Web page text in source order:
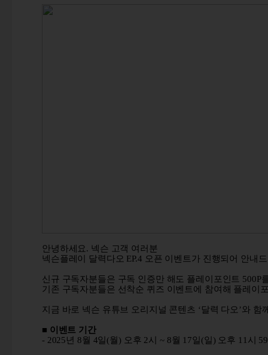
안녕하세요. 넥슨 고객 여러분
넥슨플레이 달력다오 EP.4 오픈 이벤트가 진행되어 안내
신규 구독자분들은 구독 인증만 해도 플레이포인트 500P
기존 구독자분들은 선착순 퀴즈 이벤트에 참여해 플레이
지금 바로 넥슨 유튜브 오리지널 콘텐츠 ‘ 달력 다오 ’와 함
■ 이벤트 기간
- 2025년 8월 4일 ( 월 ) 오후 2시 ~ 8월 17일 (일 ) 오후 11 시 59